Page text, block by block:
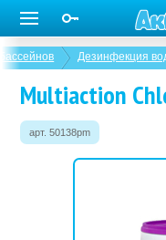
Дезинфекция
Multiaction
арт. 50138pm